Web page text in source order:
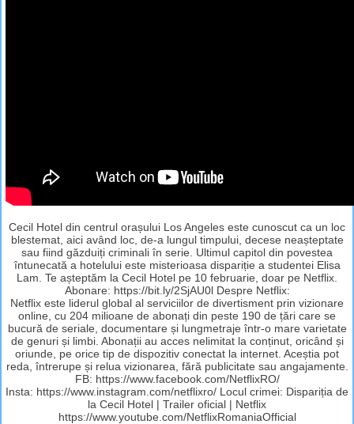
Cecil Hotel din centrul orașului Los Angeles este cunoscut ca un loc
blestemat, aici având loc, de-a lungul timpului, decese neașteptate
sau fiind găzduiți criminali în serie. Ultimul capitol din povestea
întunecată a hotelului este misterioasa dispariție a studentei Elisa
Lam. Te așteptăm la Cecil Hotel pe 10 februarie, doar pe Netflix.
Abonare: https://bit.ly/2SjAU0l Despre Netflix:
Netflix este liderul global al serviciilor de divertisment prin vizionare
online, cu 204 milioane de abonați din peste 190 de țări care se
bucură de seriale, documentare și lungmetraje într-o mare varietate
de genuri și limbi. Abonații au acces nelimitat la conținut, oricând și
oriunde, pe orice tip de dispozitiv conectat la internet. Aceștia pot
reda, întrerupe și relua vizionarea, fără publicitate sau angajamente.
FB: https://www.facebook.com/NetflixRO/
Insta: https://www.instagram.com/netflixro/ Locul crimei: Dispariția de
la Cecil Hotel | Trailer oficial | Netflix
https://www.youtube.com/NetflixRomaniaOfficial